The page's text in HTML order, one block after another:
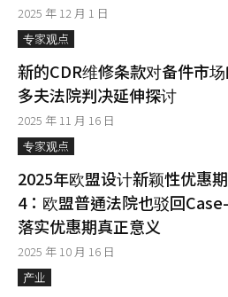
2025 年 12 月 1 日
专家观点
新的CDR维修条款对备件市
多夫法院判决延伸探讨
2025 年 11 月 16 日
专家观点
2025年欧盟设计新颖性优惠
4：欧盟普通法院也驳回
落实优惠期真正意义
2025 年 10 月 16 日
产业